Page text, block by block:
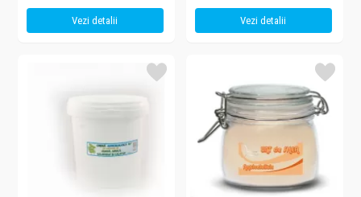
Vezi detalii Vezi detalii